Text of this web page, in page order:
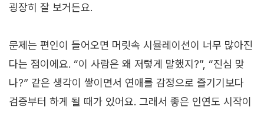
굉장히 잘 보거든요.
문제는 편인이 들어오면 머릿속 시뮬레이션이 너무 많아진
다는 점이에요. “이 사람은 왜 저렇게 말했지?”, “진심 맞
나?” 같은 생각이 쌓이면서 연애를 감정으로 즐기기보다
검증부터 하게 될 때가 있어요. 그래서 좋은 인연도 시작이